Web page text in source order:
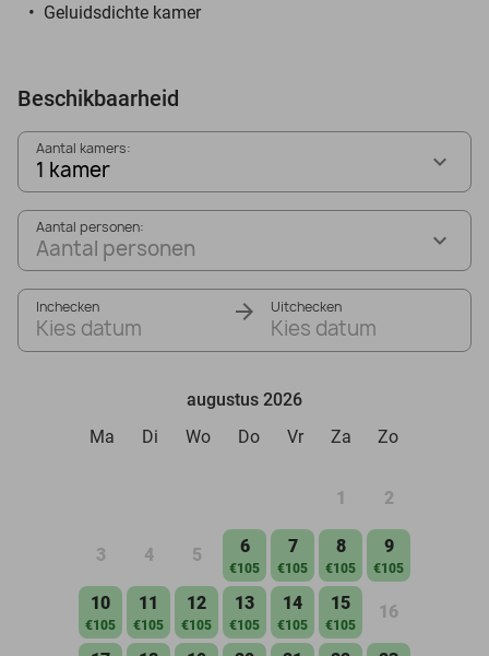
Geluidsdichte kamer
Beschikbaarheid
Aantal kamers:
1 kamer
Aantal personen:
Aantal personen
Inchecken
Kies datum
Uitchecken
Kies datum
augustus 2026
Ma
Di Wo Do Vr Za Zo
1 2
3 4 5 6
€105
7
€105
8
€105
9
€105
10
€105
11
€105
12
€105
13
€105
14
€105
15
€105
16